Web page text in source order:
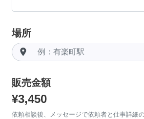
場所
room
販売金額
¥3,450
依頼相談後、メッセージで依頼者と仕事詳細